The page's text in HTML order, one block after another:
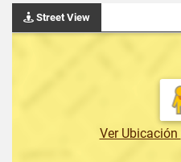
Street View
Ver Ubicación